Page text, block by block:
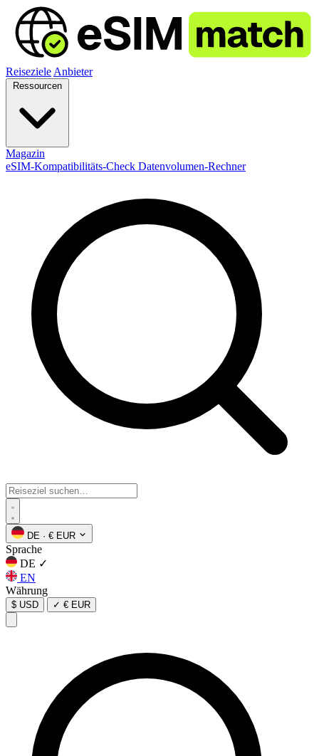
Reiseziele Anbieter
Magazin
eSIM-Kompatibilitäts-Check Datenvolumen-Rechner
DE · € EUR
Sprache
DE ✓
EN
Währung
$ USD ✓ € EUR